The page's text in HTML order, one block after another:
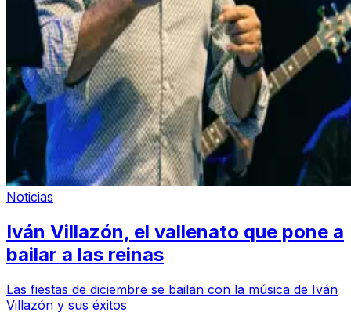
Noticias
Iván Villazón, el vallenato que pone a
bailar a las reinas
Las fiestas de diciembre se bailan con la música de Iván
Villazón y sus éxitos